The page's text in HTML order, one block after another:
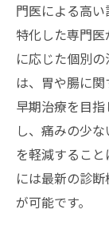
消化
下痢
ばん
消化
アクセス
の魅力
高坂
ばん
門医による高
特化した専門
に応じた個別
は、胃や腸に
早期治療を目
し、痛みの少
を軽減するこ
には最新の診
が可能です。